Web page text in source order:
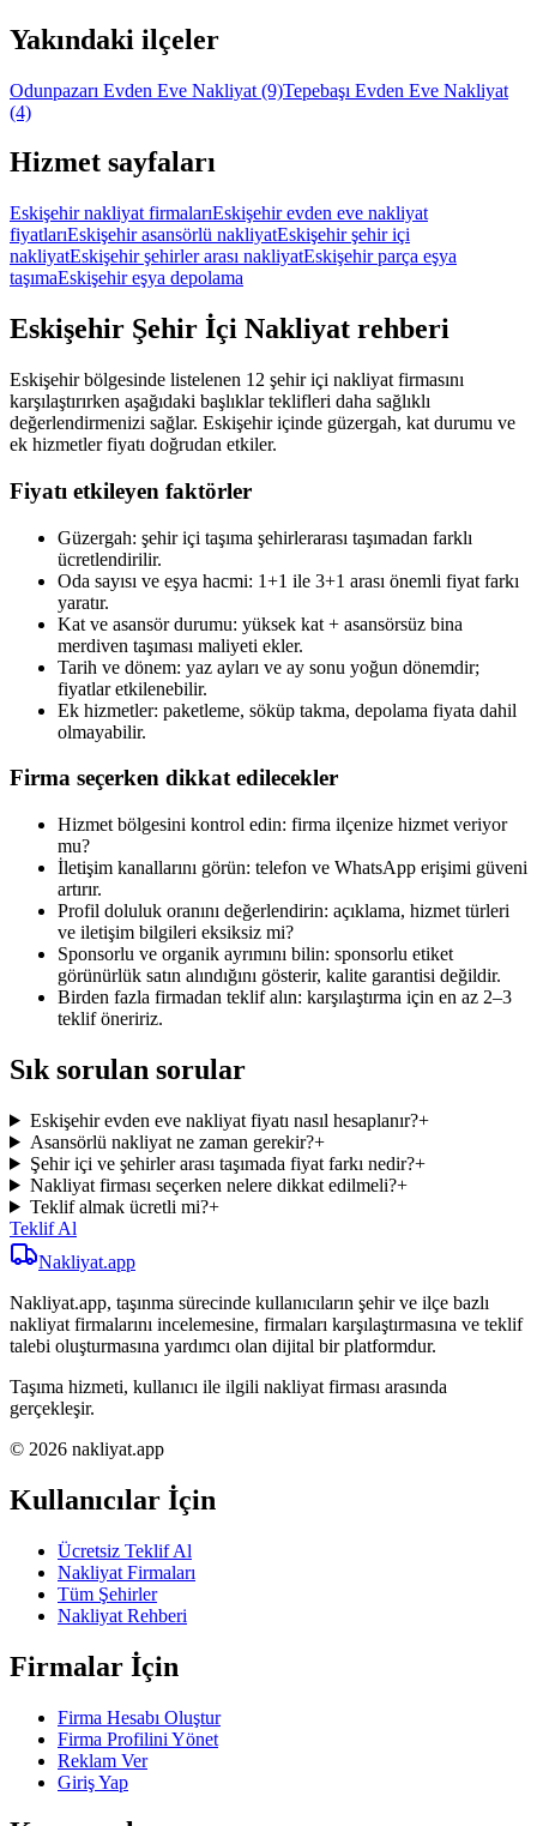
Yakındaki ilçeler
Odunpazarı Evden Eve Nakliyat (9)Tepebaşı Evden Eve Nakliyat
(4)
Hizmet sayfaları
Eskişehir nakliyat firmalarıEskişehir evden eve nakliyat
fiyatlarıEskişehir asansörlü nakliyatEskişehir şehir içi
nakliyatEskişehir şehirler arası nakliyatEskişehir parça eşya
taşımaEskişehir eşya depolama
Eskişehir Şehir İçi Nakliyat rehberi
Eskişehir bölgesinde listelenen 12 şehir içi nakliyat firmasını
karşılaştırırken aşağıdaki başlıklar teklifleri daha sağlıklı
değerlendirmenizi sağlar. Eskişehir içinde güzergah, kat durumu ve
ek hizmetler fiyatı doğrudan etkiler.
Fiyatı etkileyen faktörler
Güzergah: şehir içi taşıma şehirlerarası taşımadan farklı
ücretlendirilir.
Oda sayısı ve eşya hacmi: 1+1 ile 3+1 arası önemli fiyat farkı
yaratır.
Kat ve asansör durumu: yüksek kat + asansörsüz bina
merdiven taşıması maliyeti ekler.
Tarih ve dönem: yaz ayları ve ay sonu yoğun dönemdir;
fiyatlar etkilenebilir.
Ek hizmetler: paketleme, söküp takma, depolama fiyata dahil
olmayabilir.
Firma seçerken dikkat edilecekler
Hizmet bölgesini kontrol edin: firma ilçenize hizmet veriyor
mu?
İletişim kanallarını görün: telefon ve WhatsApp erişimi güveni
artırır.
Profil doluluk oranını değerlendirin: açıklama, hizmet türleri
ve iletişim bilgileri eksiksiz mi?
Sponsorlu ve organik ayrımını bilin: sponsorlu etiket
görünürlük satın alındığını gösterir, kalite garantisi değildir.
Birden fazla firmadan teklif alın: karşılaştırma için en az 2–3
teklif öneririz.
Sık sorulan sorular
Eskişehir evden eve nakliyat fiyatı nasıl hesaplanır?+
Asansörlü nakliyat ne zaman gerekir?+
Şehir içi ve şehirler arası taşımada fiyat farkı nedir?+
Nakliyat firması seçerken nelere dikkat edilmeli?+
Teklif almak ücretli mi?+
Teklif Al
Nakliyat.app
Nakliyat.app, taşınma sürecinde kullanıcıların şehir ve ilçe bazlı
nakliyat firmalarını incelemesine, firmaları karşılaştırmasına ve teklif
talebi oluşturmasına yardımcı olan dijital bir platformdur.
Taşıma hizmeti, kullanıcı ile ilgili nakliyat firması arasında
gerçekleşir.
© 2026 nakliyat.app
Kullanıcılar İçin
Ücretsiz Teklif Al
Nakliyat Firmaları
Tüm Şehirler
Nakliyat Rehberi
Firmalar İçin
Firma Hesabı Oluştur
Firma Profilini Yönet
Reklam Ver
Giriş Yap